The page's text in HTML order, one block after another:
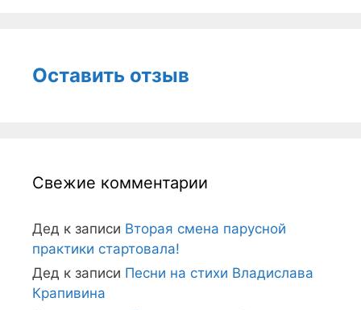
Оставить отзыв
Свежие комментарии
Дед к записи Вторая смена парусной
практики стартовала!
Дед к записи Песни на стихи Владислава
Крапивина